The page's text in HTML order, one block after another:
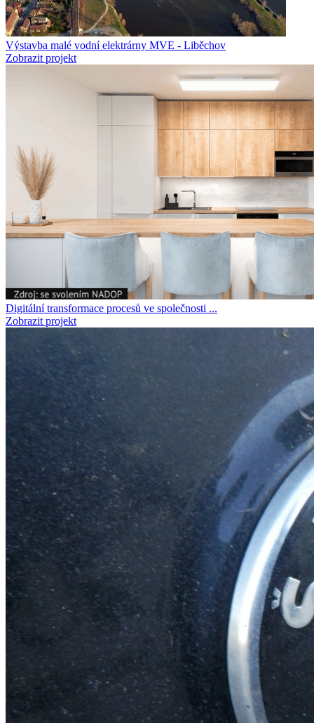
Výstavba malé vodní elektrárny MVE - Liběchov
Zobrazit projekt
Digitální transformace procesů ve společnosti ...
Zobrazit projekt